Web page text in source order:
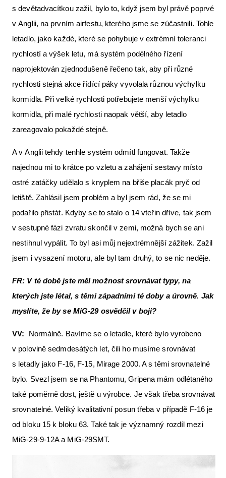
s devětadvacítkou zažil, bylo to, když jsem byl právě poprvé
v Anglii, na prvním airfestu, kterého jsme se zúčastnili. Tohle
letadlo, jako každé, které se pohybuje v extrémní toleranci
rychlostí a výšek letu, má systém podélného řízení
naprojektován zjednodušeně řečeno tak, aby při různé
rychlosti stejná akce řídící páky vyvolala různou výchylku
kormidla. Při velké rychlosti potřebujete menší výchylku
kormidla, při malé rychlosti naopak větší, aby letadlo
zareagovalo pokaždé stejně.
A v Anglii tehdy tenhle systém odmítl fungovat. Takže
najednou mi to krátce po vzletu a zahájení sestavy místo
ostré zatáčky udělalo s knyplem na břiše placák pryč od
letiště. Zahlásil jsem problém a byl jsem rád, že se mi
podařilo přistát. Kdyby se to stalo o 14 vteřin dříve, tak jsem
v sestupné fázi zvratu skončil v zemi, možná bych se ani
nestihnul vypálit. To byl asi můj nejextrémnější zážitek. Zažil
jsem i vysazení motoru, ale byl tam druhý, to se nic neděje.
FR: V té době jste měl možnost srovnávat typy, na
kterých jste létal, s těmi západními té doby a úrovně. Jak
myslíte, že by se MiG-29 osvědčil v boji?
VV: Normálně. Bavíme se o letadle, které bylo vyrobeno
v polovině sedmdesátých let, čili ho musíme srovnávat
s letadly jako F-16, F-15, Mirage 2000. A s těmi srovnatelné
bylo. Svezl jsem se na Phantomu, Gripena mám odlétaného
také poměrně dost, ještě u výrobce. Je však třeba srovnávat
srovnatelné. Veliký kvalitativní posun třeba v případě F-16 je
od bloku 15 k bloku 63. Také tak je významný rozdíl mezi
MiG-29-9-12A a MiG-29SMT.